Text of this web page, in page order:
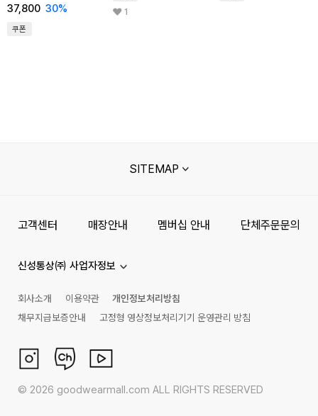
37,800 30%
쿠폰
1
SITEMAP
고객센터 매장안내 멤버십 안내 단체주문문의
신성통상㈜ 사업자정보
회사소개 이용약관
개인정보처리방침
채무지급보증안내
고정형 영상정보처리기기 운영관리 방침
© 2026 goodwearmall.com ALL RIGHTS RESERVED